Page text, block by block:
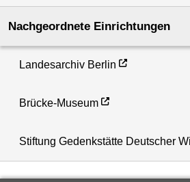
Nachgeordnete Einrichtungen
Landesarchiv Berlin
Brücke-Museum
Stiftung Gedenkstätte Deutscher